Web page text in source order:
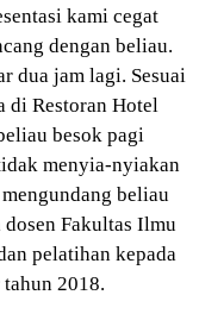
kami cegat
dengan beliau.
dua jam lagi. Sesuai
di Restoran Hotel
besok pagi
menyia-nyiakan
beliau
Fakultas Ilmu
pelatihan kepada
2018.